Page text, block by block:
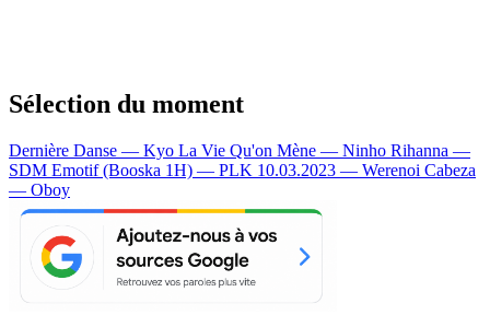
Sélection du moment
Dernière Danse — Kyo La Vie Qu'on Mène — Ninho Rihanna —
SDM Emotif (Booska 1H) — PLK 10.03.2023 — Werenoi Cabeza
— Oboy